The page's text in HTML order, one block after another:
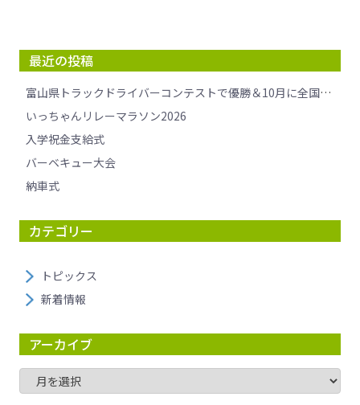
最近の投稿
富山県トラックドライバーコンテストで優勝＆10月に全国大会へ挑戦します！
いっちゃんリレーマラソン2026
入学祝金支給式
バーベキュー大会
納車式
カテゴリー
トピックス
新着情報
アーカイブ